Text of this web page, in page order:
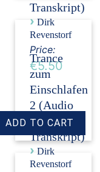
Transkript)
› Dirk
Revenstorf
Price:
€5.50
Trance
zum
Einschlafen
2 (Audio
+
Transkript)
› Dirk
Revenstorf